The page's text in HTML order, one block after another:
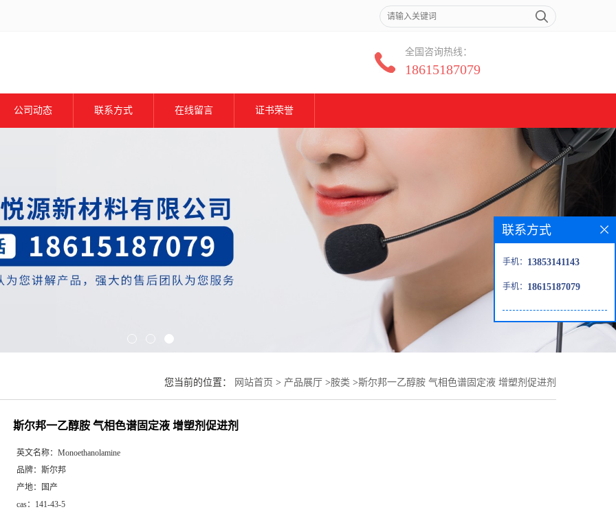
全国咨询热线：
18615187079
公司动态 联系方式 在线留言 证书荣誉
您当前的位置： 网站首页 > 产品展厅 >胺类 >斯尔邦一乙醇胺 气相色谱固定液 增塑剂促进剂
斯尔邦一乙醇胺 气相色谱固定液 增塑剂促进剂
英文名称： Monoethanolamine
品牌： 斯尔邦
产地：
国产
cas： 141-43-5
联系方式
手机： 13853141143
手机： 18615187079